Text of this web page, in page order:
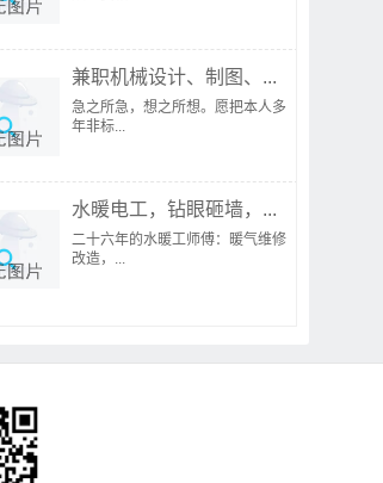
兼职机械设计、制图、...
急之所急，想之所想。愿把本人多
年非标...
水暖电工，钻眼砸墙，...
二十六年的水暖工师傅：暖气维修
改造，...